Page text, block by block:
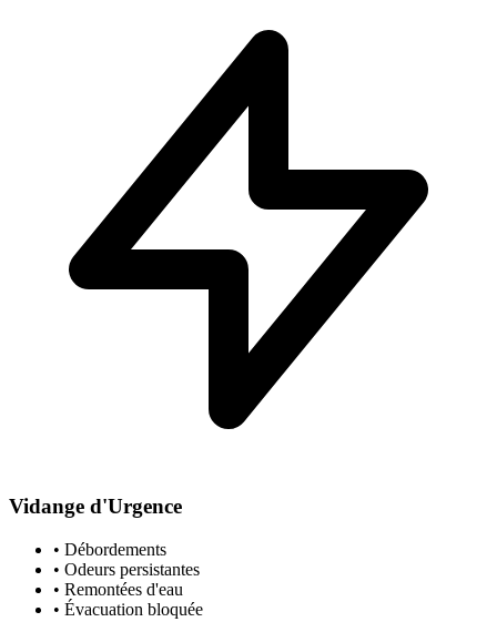
Vidange d'Urgence
• Débordements
• Odeurs persistantes
• Remontées d'eau
• Évacuation bloquée